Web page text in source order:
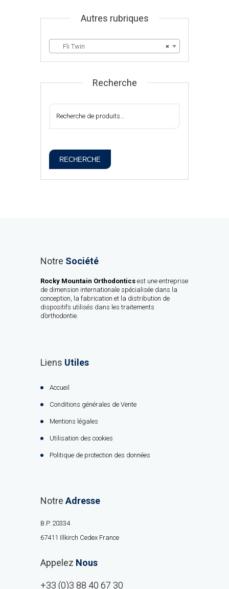
Autres rubriques
×
Fli Twin
Recherche
RECHERCHE
Notre Société
Rocky Mountain Orthodontics est une entreprise
de dimension internationale spécialisée dans la
conception, la fabrication et la distribution de
dispositifs utilisés dans les traitements
d’orthodontie.
Liens Utiles
Accueil
Conditions générales de Vente
Mentions légales
Utilisation des cookies
Politique de protection des données
Notre Adresse
B.P. 20334
67411 Illkirch Cedex France
Appelez Nous
+33 (0)3 88 40 67 30